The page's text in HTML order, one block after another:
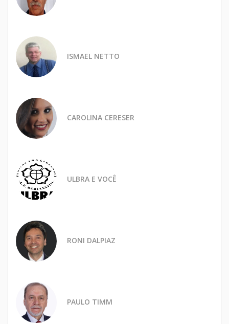
ISMAEL NETTO
CAROLINA CERESER
ULBRA E VOCÊ
RONI DALPIAZ
PAULO TIMM